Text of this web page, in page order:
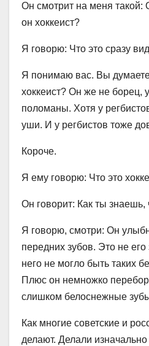
Он смотрит на меня такой:
он хоккеист?
Я говорю: Что это сразу
Я понимаю вас. Вы
хоккеист? Он же не борец,
поломаны. Хотя у
уши. И у регбистов тоже
Короче.
Я ему говорю: Что это
Он говорит: Как ты знаешь,
Я говорю, смотри: Он
передних зубов. Это не
него не могло быть таких
Плюс он немножко
слишком белоснежные
Как многие советские и
делают. Делали